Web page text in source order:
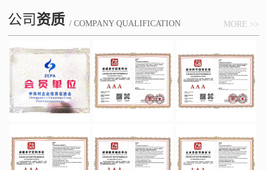
公司资质 / COMPANY QUALIFICATION MORE >>